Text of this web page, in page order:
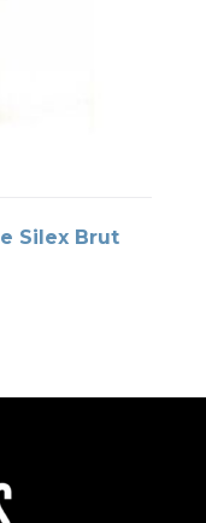
Silex Brut